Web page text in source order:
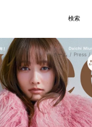
検索
ホーム Press